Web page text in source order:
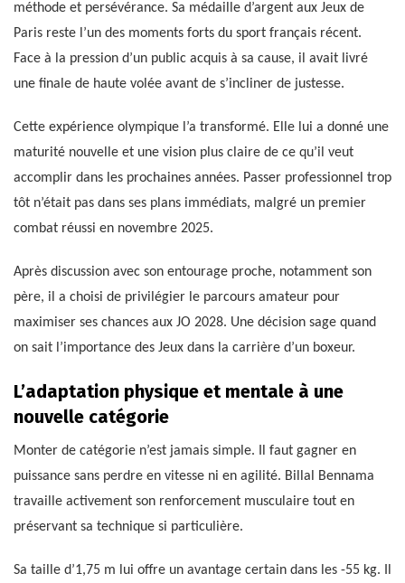
méthode et persévérance. Sa médaille d’argent aux Jeux de
Paris reste l’un des moments forts du sport français récent.
Face à la pression d’un public acquis à sa cause, il avait livré
une finale de haute volée avant de s’incliner de justesse.
Cette expérience olympique l’a transformé. Elle lui a donné une
maturité nouvelle et une vision plus claire de ce qu’il veut
accomplir dans les prochaines années. Passer professionnel trop
tôt n’était pas dans ses plans immédiats, malgré un premier
combat réussi en novembre 2025.
Après discussion avec son entourage proche, notamment son
père, il a choisi de privilégier le parcours amateur pour
maximiser ses chances aux JO 2028. Une décision sage quand
on sait l’importance des Jeux dans la carrière d’un boxeur.
L’adaptation physique et mentale à une
nouvelle catégorie
Monter de catégorie n’est jamais simple. Il faut gagner en
puissance sans perdre en vitesse ni en agilité. Billal Bennama
travaille activement son renforcement musculaire tout en
préservant sa technique si particulière.
Sa taille d’1,75 m lui offre un avantage certain dans les -55 kg. Il